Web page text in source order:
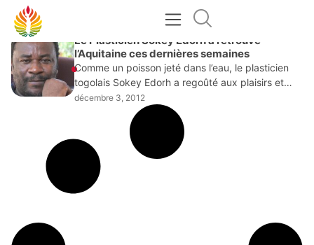
DÉCEMBRE 3, 2012
Le Plasticien Sokey Edorh a retrouvé
l’Aquitaine ces dernières semaines
Comme un poisson jeté dans l’eau, le plasticien
togolais Sokey Edorh a regoûté aux plaisirs et
joies artistiques en Aquitaine (Sud-ouest de la
France) dans le cadre d’un séjour de
décembre 3, 2012